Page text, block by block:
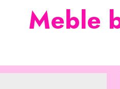
Meble